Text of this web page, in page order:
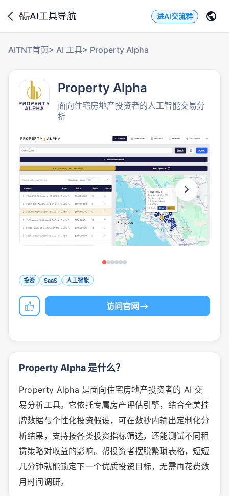
AI工具导航 进AI交流群
AITNT首页> AI 工具> Property Alpha
Property Alpha
面向住宅房地产投资者的人工智能交易分
析
投资 SaaS 人工智能
访问官网
Property Alpha 是什么？
Property Alpha 是面向住宅房地产投资者的 AI 交
易分析工具。它依托专属房产评估引擎，结合全美挂
牌数据与个性化投资假设，可在数秒内输出定制化分
析结果，支持按各类投资指标筛选，还能测试不同租
赁策略对收益的影响。帮投资者摆脱繁琐表格，短短
几分钟就能锁定下一个优质投资目标，无需再花费数
月时间调研。